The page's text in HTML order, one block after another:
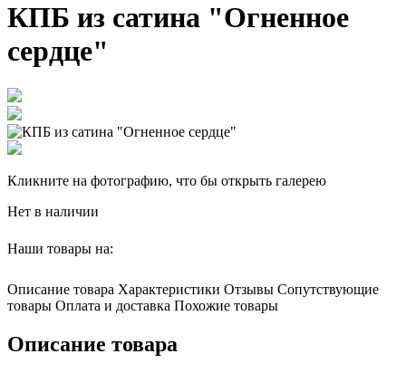
КПБ из сатина "Огненное
сердце"
Кликните на фотографию, что бы открыть галерею
Нет в наличии
Наши товары на:
Описание товара Характеристики Отзывы Сопутствующие
товары Оплата и доставка Похожие товары
Описание товара